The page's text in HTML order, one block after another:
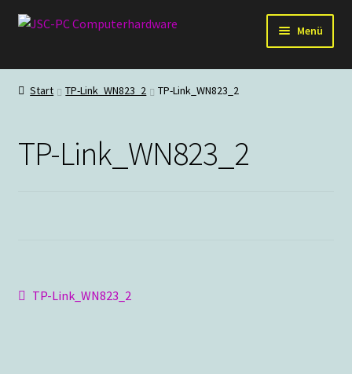
Zur
Zum
Menü
Hardware
Staubschutz
Start TP-Link_WN823_2 TP-Link_WN823_2
TP-Link_WN823_2
Beitragsnavigation
Vorheriger
TP-Link_WN823_2